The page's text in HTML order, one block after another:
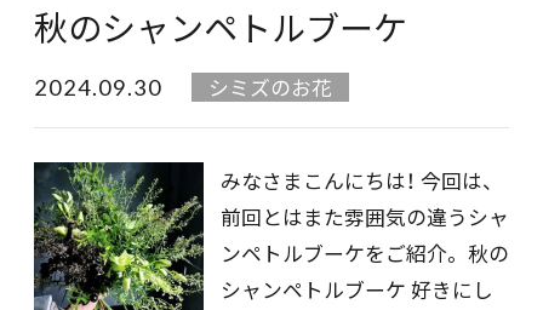
秋のシャンペトルブーケ
2024.09.30 シミズのお花
みなさまこんにちは！ 今回は、
前回とはまた雰囲気の違うシャ
ンペトルブーケをご紹介。 秋の
シャンペトルブーケ 好きにし